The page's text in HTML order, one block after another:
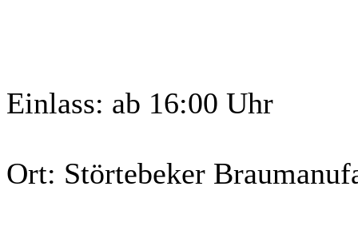
Einlass: ab 16:00 Uhr
Ort: Störtebeker